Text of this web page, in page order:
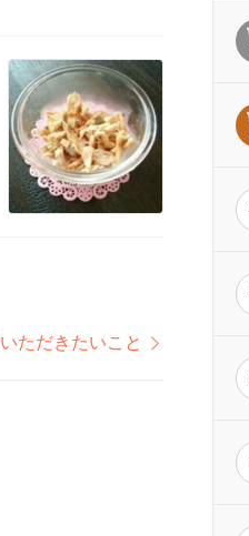
ただきたいこと